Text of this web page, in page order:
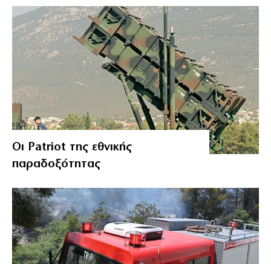
Οι Patriot της εθνικής
παραδοξότητας